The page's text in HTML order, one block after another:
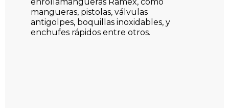
mangueras, pistolas, válvulas
antigolpes, boquillas inoxidables, y
enchufes rápidos entre otros.